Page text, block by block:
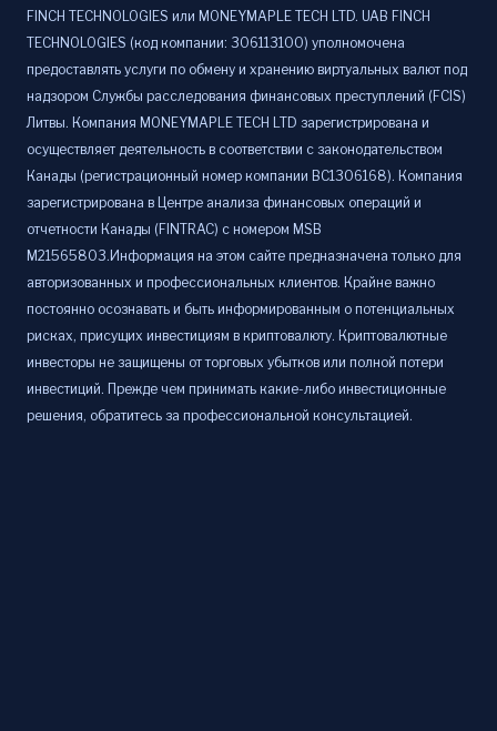
FINCH TECHNOLOGIES или MONEYMAPLE TECH LTD. UAB FINCH
TECHNOLOGIES (код компании: 306113100) уполномочена
предоставлять услуги по обмену и хранению виртуальных валют под
надзором Службы расследования финансовых преступлений (FCIS)
Литвы. Компания MONEYMAPLE TECH LTD зарегистрирована и
осуществляет деятельность в соответствии с законодательством
Канады (регистрационный номер компании BC1306168). Компания
зарегистрирована в Центре анализа финансовых операций и
отчетности Канады (FINTRAC) с номером MSB
M21565803.Информация на этом сайте предназначена только для
авторизованных и профессиональных клиентов. Крайне важно
постоянно осознавать и быть информированным о потенциальных
рисках, присущих инвестициям в криптовалюту. Криптовалютные
инвесторы не защищены от торговых убытков или полной потери
инвестиций. Прежде чем принимать какие-либо инвестиционные
решения, обратитесь за профессиональной консультацией.